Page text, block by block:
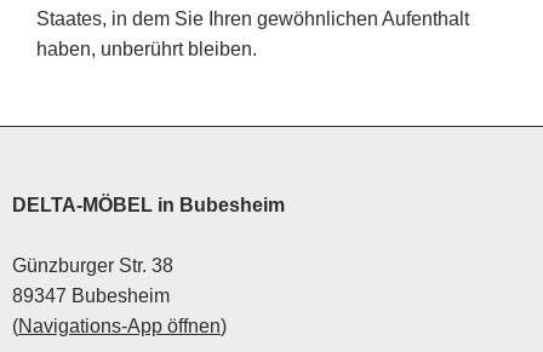
Staates, in dem Sie Ihren gewöhnlichen Aufenthalt
haben, unberührt bleiben.
DELTA-MÖBEL in Bubesheim
Günzburger Str. 38
89347 Bubesheim
(Navigations-App öffnen)